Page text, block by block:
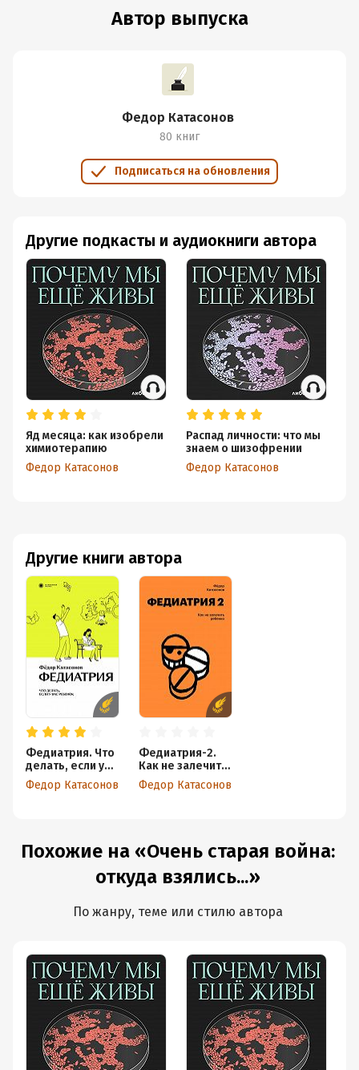
Дата поступления:21 июня 2022
Автор выпуска
Федор Катасонов
80 книг
Подписаться на обновления
Другие книги автора
Федиатрия. Что
делать, если у
вас ребенок
Федор Катасонов
Федиатрия-2.
Как не залечить
ребенка
Федор Катасонов
Другие подкасты и аудиокниги автора
Яд месяца: как изобрели
химиотерапию
Федор Катасонов
Распад личности: что мы
знаем о шизофрении
Федор Катасонов
Похожие на «Очень старая война:
откуда взялись...»
По жанру, теме или стилю автора